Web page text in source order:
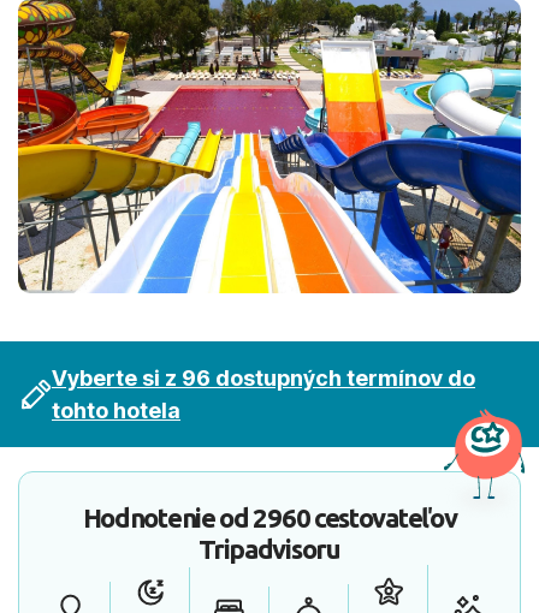
Vyberte si z 96 dostupných termínov do
tohto hotela
Hodnotenie od2960 cestovateľov
Tripadvisoru